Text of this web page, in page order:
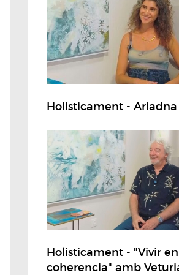
Holisticament - Ariadna
Holisticament - "Vivir en
coherencia" amb